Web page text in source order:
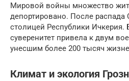
Мировой войны множество
депортировано. После распада
столицей Республики Ичкерия.
суверенитет привела к двум
унесшим более 200 тысяч
Климат и экология